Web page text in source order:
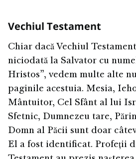
Vechiul Testament
Chiar dacă Vechiul
niciodată la Salvator cu
Hristos”, vedem multe alte
paginile acestuia. Mesia,
Mântuitor, Cel Sfânt al lui
Sfetnic, Dumnezeu tare,
Domn al Păcii sunt doar
El a fost identificat. Profeții